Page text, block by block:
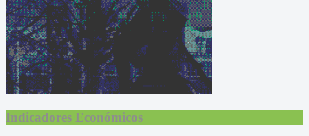
Indicadores Económicos